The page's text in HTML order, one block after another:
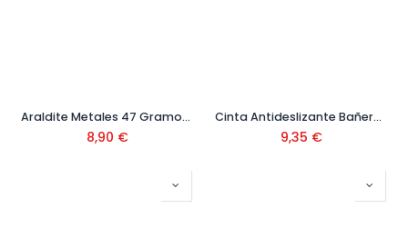
Araldite Metales 47 Gramos Ref. 510351
8,90 €
Cinta Antideslizante Bañeras y Duchas Ref. 507615
9,35 €